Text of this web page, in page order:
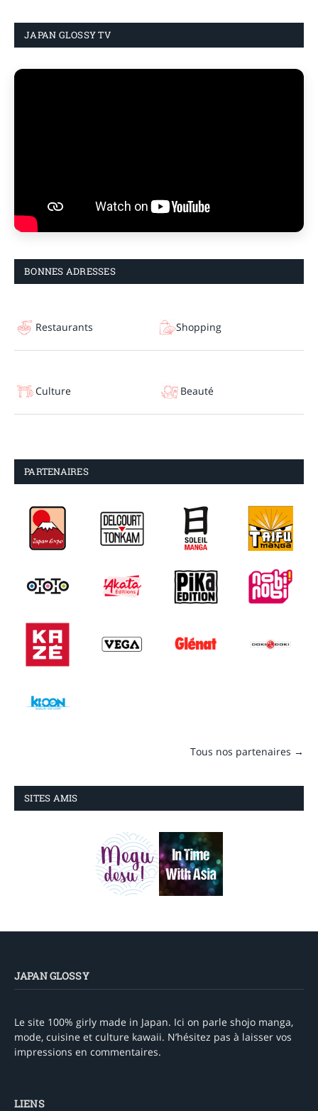
JAPAN GLOSSY TV
BONNES ADRESSES
Restaurants Shopping
Culture Beauté
PARTENAIRES
Tous nos partenaires →
SITES AMIS
JAPAN GLOSSY
Le site 100% girly made in Japan. Ici on parle shojo manga,
mode, cuisine et culture kawaii. N’hésitez pas à laisser vos
impressions en commentaires.
LIENS